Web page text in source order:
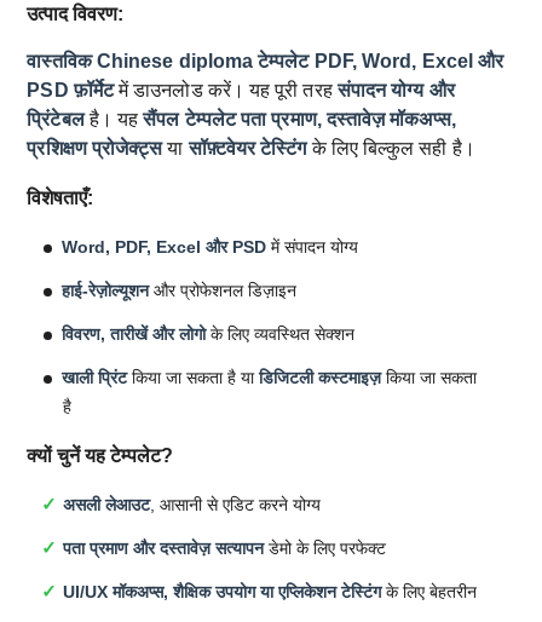
उत्पाद विवरण:
वास्तविक Chinese diploma टेम्पलेट PDF, Word, Excel और
PSD फ़ॉर्मेटमें डाउनलोड करें। यह पूरी तरहसंपादन योग्य और
प्रिंटेबलहै। यहसैंपल टेम्पलेट पता प्रमाण, दस्तावेज़ मॉकअप्स,
प्रशिक्षण प्रोजेक्ट्सयासॉफ़्टवेयर टेस्टिंगके लिए बिल्कुल सही है।
विशेषताएँ:
Word, PDF, Excel और PSD में संपादन योग्य
हाई-रेज़ोल्यूशनऔर प्रोफेशनल डिज़ाइन
विवरण, तारीखें और लोगोके लिए व्यवस्थित सेक्शन
खाली प्रिंटकिया जा सकता है याडिजिटली कस्टमाइज़किया जा सकता
है
क्यों चुनें यह टेम्पलेट?
असली लेआउट, आसानी से एडिट करने योग्य
पता प्रमाण और दस्तावेज़ सत्यापनडेमो के लिए परफेक्ट
UI/UX मॉकअप्स, शैक्षिक उपयोग या एप्लिकेशन टेस्टिंगके लिए बेहतरीन